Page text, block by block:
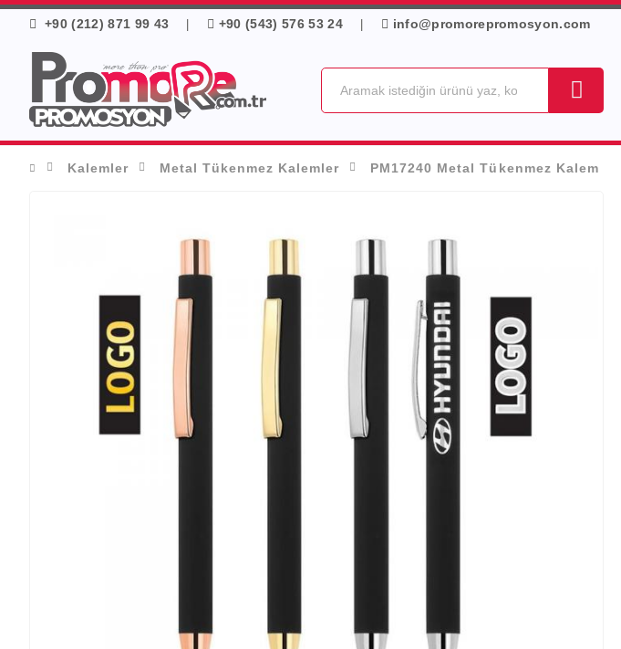
+90 (212) 871 99 43 +90 (543) 576 53 24 info@promorepromosyon.com
Kalemler Metal Tükenmez Kalemler PM17240 Metal Tükenmez Kalem